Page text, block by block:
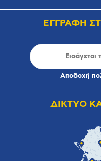
ΕΓΓΡΑΦΗ
Αποδοχή
ΔΙΚΤΥΟ